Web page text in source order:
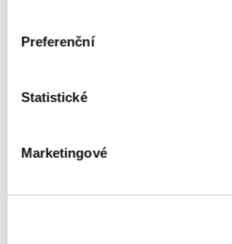
Preferenční
Statistické
Marketingové